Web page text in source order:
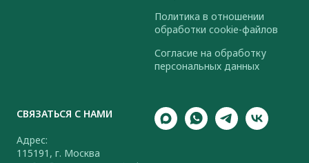
Политика в отношении
обработки cookie-файлов
Согласие на обработку
персональных данных
СВЯЗАТЬСЯ С НАМИ
Адрес:
115191, г. Москва